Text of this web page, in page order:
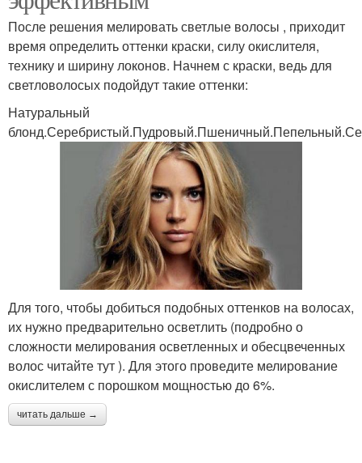
После решения мелировать светлые волосы , приходит
время определить оттенки краски, силу окислителя,
технику и ширину локонов. Начнем с краски, ведь для
светловолосых подойдут такие оттенки:
Натуральный
Для того, чтобы добиться подобных оттенков на волосах,
их нужно предварительно осветлить (подробно о
сложности мелирования осветленных и обесцвеченных
волос читайте тут ). Для этого проведите мелирование
окислителем с порошком мощностью до 6%.
читать дальше →